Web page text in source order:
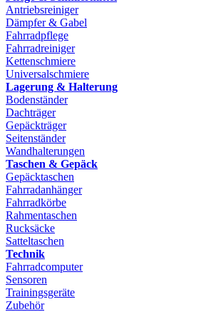
Antriebsreiniger
Dämpfer & Gabel
Fahrradpflege
Fahrradreiniger
Kettenschmiere
Universalschmiere
Lagerung & Halterung
Bodenständer
Dachträger
Gepäckträger
Seitenständer
Wandhalterungen
Taschen & Gepäck
Gepäcktaschen
Fahrradanhänger
Fahrradkörbe
Rahmentaschen
Rucksäcke
Satteltaschen
Technik
Fahrradcomputer
Sensoren
Trainingsgeräte
Zubehör